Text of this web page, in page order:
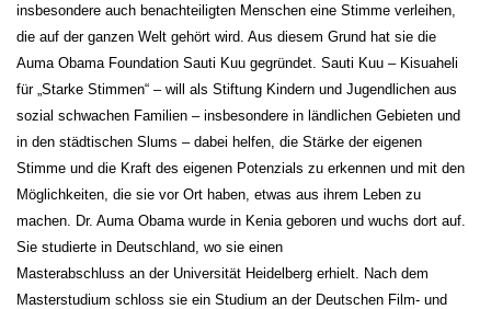
insbesondere auch benachteiligten Menschen eine Stimme verleihen,
die auf der ganzen Welt gehört wird. Aus diesem Grund hat sie die
Auma Obama Foundation Sauti Kuu gegründet. Sauti Kuu – Kisuaheli
für „Starke Stimmen“ – will als Stiftung Kindern und Jugendlichen aus
sozial schwachen Familien – insbesondere in ländlichen Gebieten und
in den städtischen Slums – dabei helfen, die Stärke der eigenen
Stimme und die Kraft des eigenen Potenzials zu erkennen und mit den
Möglichkeiten, die sie vor Ort haben, etwas aus ihrem Leben zu
machen. Dr. Auma Obama wurde in Kenia geboren und wuchs dort auf.
Sie studierte in Deutschland, wo sie einen
Masterabschluss an der Universität Heidelberg erhielt. Nach dem
Masterstudium schloss sie ein Studium an der Deutschen Film- und